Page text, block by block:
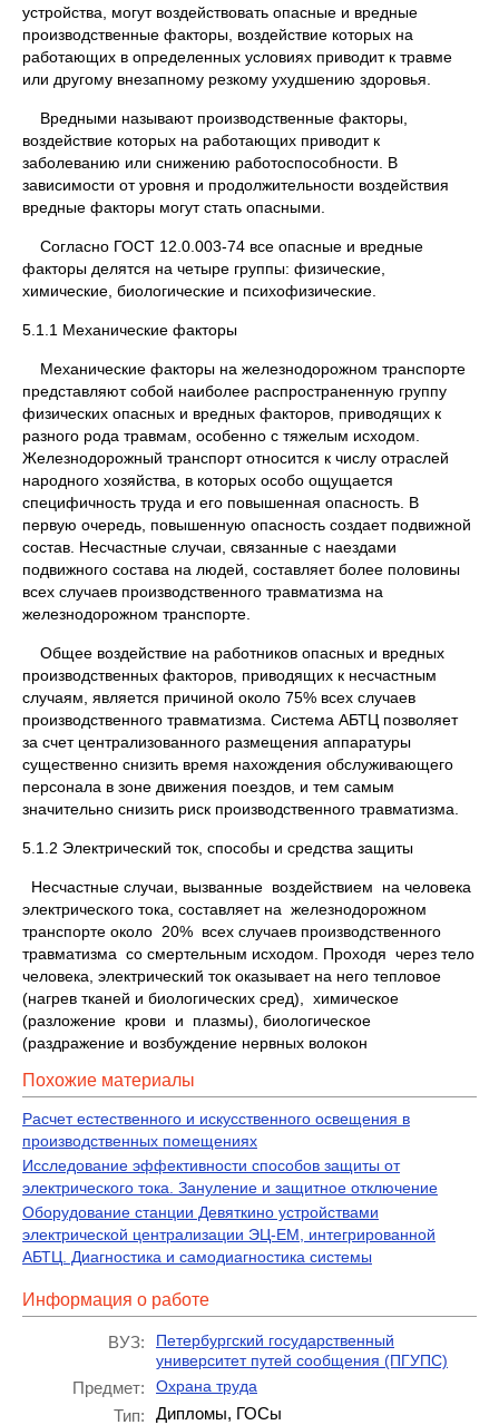
устройства, могут воздействовать опасные и вредные
производственные факторы, воздействие которых на
работающих в определенных условиях приводит к травме
или другому внезапному резкому ухудшению здоровья.
Вредными называют производственные факторы,
воздействие которых на работающих приводит к
заболеванию или снижению работоспособности. В
зависимости от уровня и продолжительности воздействия
вредные факторы могут стать опасными.
Согласно ГОСТ 12.0.003-74 все опасные и вредные
факторы делятся на четыре группы: физические,
химические, биологические и психофизические.
5.1.1 Механические факторы
Механические факторы на железнодорожном транспорте
представляют собой наиболее распространенную группу
физических опасных и вредных факторов, приводящих к
разного рода травмам, особенно с тяжелым исходом.
Железнодорожный транспорт относится к числу отраслей
народного хозяйства, в которых особо ощущается
специфичность труда и его повышенная опасность. В
первую очередь, повышенную опасность создает подвижной
состав. Несчастные случаи, связанные с наездами
подвижного состава на людей, составляет более половины
всех случаев производственного травматизма на
железнодорожном транспорте.
Общее воздействие на работников опасных и вредных
производственных факторов, приводящих к несчастным
случаям, является причиной около 75% всех случаев
производственного травматизма. Система АБТЦ позволяет
за счет централизованного размещения аппаратуры
существенно снизить время нахождения обслуживающего
персонала в зоне движения поездов, и тем самым
значительно снизить риск производственного травматизма.
5.1.2 Электрический ток, способы и средства защиты
Несчастные случаи, вызванные воздействием на человека
электрического тока, составляет на железнодорожном
транспорте около 20% всех случаев производственного
травматизма со смертельным исходом. Проходя через тело
человека, электрический ток оказывает на него тепловое
(нагрев тканей и биологических сред), химическое
(разложение крови и плазмы), биологическое
(раздражение и возбуждение нервных волокон
Похожие материалы
Расчет естественного и искусственного освещения в
производственных помещениях
Исследование эффективности способов защиты от
электрического тока. Зануление и защитное отключение
Оборудование станции Девяткино устройствами
электрической централизации ЭЦ-ЕМ, интегрированной
АБТЦ. Диагностика и самодиагностика системы
Информация о работе
ВУЗ:
Петербургский государственный
университет путей сообщения (ПГУПС)
Предмет: Охрана труда
Тип: Дипломы, ГОСы